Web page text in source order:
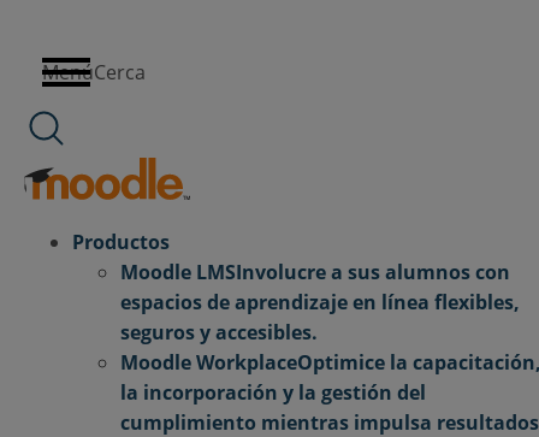
MenúCerca
Productos
Moodle LMSInvolucre a sus alumnos con
espacios de aprendizaje en línea flexibles,
seguros y accesibles.
Moodle WorkplaceOptimice la
la incorporación y la gestión del
cumplimiento mientras impulsa resultados